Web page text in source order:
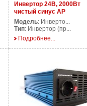
Инвертор 24В, 2000Вт
чистый синус AP
PS2000/24V
Модель: Инверто...
Тип: Инвертор (пр...
Подробнее...